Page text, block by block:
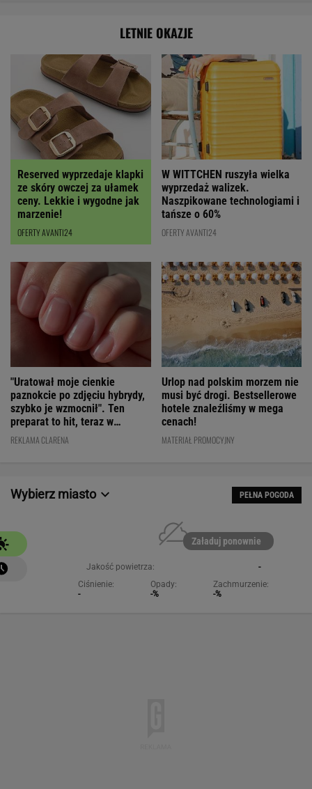
LETNIE OKAZJE
Reserved wyprzedaje klapki
ze skóry owczej za ułamek
ceny. Lekkie i wygodne jak
marzenie!
OFERTY AVANTI24
W WITTCHEN ruszyła wielka
wyprzedaż walizek.
Naszpikowane technologiami i
tańsze o 60%
OFERTY AVANTI24
"Uratował moje cienkie
paznokcie po zdjęciu hybrydy,
szybko je wzmocnił". Ten
preparat to hit, teraz w
świetnej cenie
REKLAMA CLARENA
Urlop nad polskim morzem nie
musi być drogi. Bestsellerowe
hotele znaleźliśmy w mega
cenach!
MATERIAŁ PROMOCYJNY
Wybierz miasto PEŁNA POGODA
Załaduj ponownie
Jakość powietrza:
-
Ciśnienie:
-
Opady:
-%
Zachmurzenie:
-%